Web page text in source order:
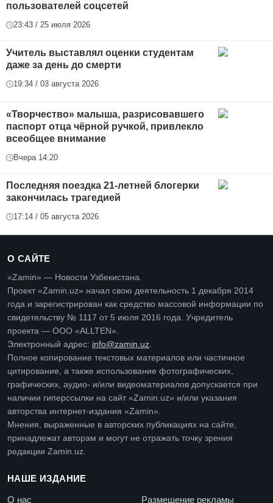
пользователей соцсетей
23:43 / 25 июля 2026
Учитель выставлял оценки студентам
даже за день до смерти
19:34 / 03 августа 2026
«Творчество» малыша, разрисовавшего
паспорт отца чёрной ручкой, привлекло
всеобщее внимание
Вчера 14:20
Последняя поездка 21-летней блогерки
закончилась трагедией
17:14 / 05 августа 2026
О САЙТЕ
«Zamin» — Новости Узбекистана.
Проект «Zamin.uz» начал свою деятельность 1 декабря 2014
года и зарегистрирован как средство массовой информации по
свидетельству № 1117 от 5 июля 2016 года. Учредитель
проекта — ООО «ALLTEN».
Электронный адрес: info@zamin.uz.
Полное копирование текстовых материалов или частичное
цитирование, а также использование фотографических,
графических, аудио- и/или видеоматериалов допускается при
наличии гиперссылки на сайт «Zamin.uz» и/или указания
авторства интернет-издания «Zamin».
Мнения, выраженные в авторских публикациях на сайте,
принадлежат авторам и могут не отражать точку зрения
редакции Zamin.uz.
НАШЕ ИЗДАНИЕ
О нас Размещение рекламы